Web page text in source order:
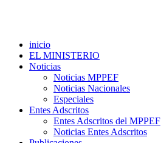
inicio
EL MINISTERIO
Noticias
Noticias MPPEF
Noticias Nacionales
Especiales
Entes Adscritos
Entes Adscritos del MPPEF
Noticias Entes Adscritos